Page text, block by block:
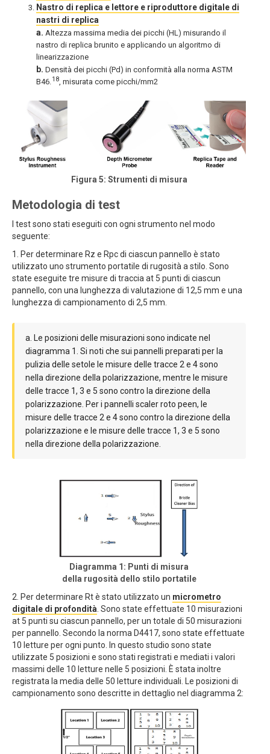
Nastro di replica e lettore e riproduttore digitale di
nastri di replica
a. Altezza massima media dei picchi (HL) misurando il
nastro di replica brunito e applicando un algoritmo di
linearizzazione
b. Densità dei picchi (Pd) in conformità alla norma ASTM
B46.18, misurata come picchi/mm2
Figura 5: Strumenti di misura
Metodologia di test
I test sono stati eseguiti con ogni strumento nel modo
seguente:
1. Per determinare Rz e Rpc di ciascun pannello è stato
utilizzato uno strumento portatile di rugosità a stilo. Sono
state eseguite tre misure di traccia at 5 punti di ciascun
pannello, con una lunghezza di valutazione di 12,5 mm e una
lunghezza di campionamento di 2,5 mm.
a. Le posizioni delle misurazioni sono indicate nel
diagramma 1. Si noti che sui pannelli preparati per la
pulizia delle setole le misure delle tracce 2 e 4 sono
nella direzione della polarizzazione, mentre le misure
delle tracce 1, 3 e 5 sono contro la direzione della
polarizzazione. Per i pannelli scaler roto peen, le
misure delle tracce 2 e 4 sono contro la direzione della
polarizzazione e le misure delle tracce 1, 3 e 5 sono
nella direzione della polarizzazione.
Diagramma 1: Punti di misura
della rugosità dello stilo portatile
2. Per determinare Rt è stato utilizzato un micrometro
digitale di profondità . Sono state effettuate 10 misurazioni
at 5 punti su ciascun pannello, per un totale di 50 misurazioni
per pannello. Secondo la norma D4417, sono state effettuate
10 letture per ogni punto. In questo studio sono state
utilizzate 5 posizioni e sono stati registrati e mediati i valori
massimi delle 10 letture nelle 5 posizioni. È stata inoltre
registrata la media delle 50 letture individuali. Le posizioni di
campionamento sono descritte in dettaglio nel diagramma 2: